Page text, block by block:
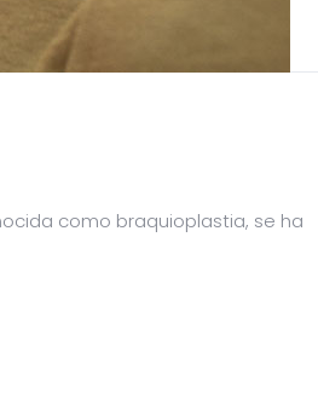
como braquioplastia, se ha